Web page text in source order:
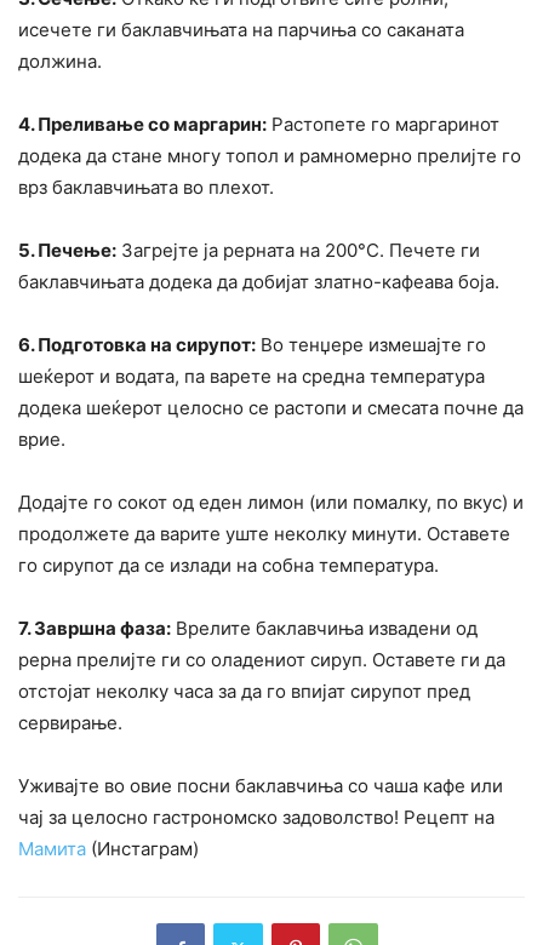
исечете ги баклавчињата на парчиња со саканата
должина.
4. Преливање со маргарин: Растопете го маргаринот
додека да стане многу топол и рамномерно прелијте го
врз баклавчињата во плехот.
5. Печење: Загрејте ја рерната на 200°C. Печете ги
баклавчињата додека да добијат златно-кафеава боја.
6. Подготовка на сирупот: Во тенџере измешајте го
шеќерот и водата, па варете на средна температура
додека шеќерот целосно се растопи и смесата почне да
врие.
Додајте го сокот од еден лимон (или помалку, по вкус) и
продолжете да варите уште неколку минути. Оставете
го сирупот да се излади на собна температура.
7. Завршна фаза: Врелите баклавчиња извадени од
рерна прелијте ги со оладениот сируп. Оставете ги да
отстојат неколку часа за да го впијат сирупот пред
сервирање.
Уживајте во овие посни баклавчиња со чаша кафе или
чај за целосно гастрономско задоволство! Рецепт на
Мамита (Инстаграм)